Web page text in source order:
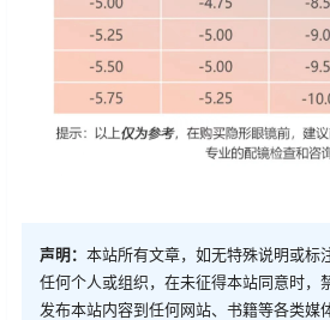
声明： 本站所有文章，如无特殊说明或标
任何个人或组织，在未征得本站同意时，
发布本站内容到任何网站、书籍等各类媒